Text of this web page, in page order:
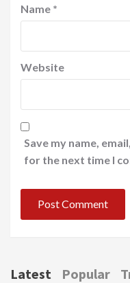
Name *
Website
Save my name,
for the next time I
Latest Popular